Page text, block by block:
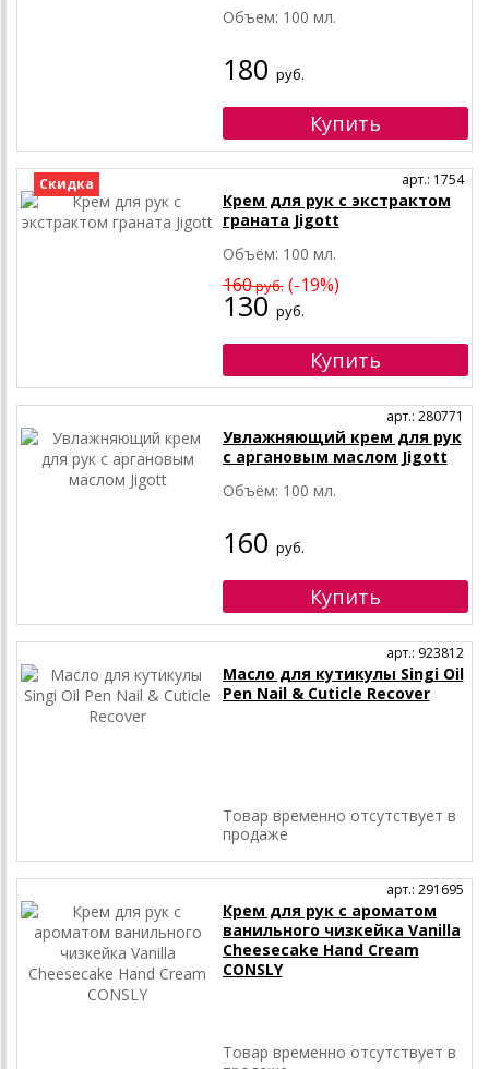
Объем: 100 мл.
180 руб.
Скидка арт.: 1754
Крем для рук с экстрактом
граната Jigott
Объём: 100 мл.
160руб.(-19%)
130 руб.
арт.: 280771
Увлажняющий крем для рук
с аргановым маслом Jigott
Объём: 100 мл.
160 руб.
арт.: 923812
Масло для кутикулы Singi Oil
Pen Nail & Cuticle Recover
Товар временно отсутствует в
продаже
арт.: 291695
Крем для рук с ароматом
ванильного чизкейка Vanilla
Cheesecake Hand Cream
CONSLY
Товар временно отсутствует в